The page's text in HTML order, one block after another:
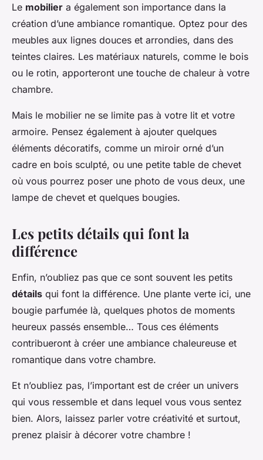
Le mobilier a également son importance dans la
création d’une ambiance romantique. Optez pour des
meubles aux lignes douces et arrondies, dans des
teintes claires. Les matériaux naturels, comme le bois
ou le rotin, apporteront une touche de chaleur à votre
chambre.
Mais le mobilier ne se limite pas à votre lit et votre
armoire. Pensez également à ajouter quelques
éléments décoratifs, comme un miroir orné d’un
cadre en bois sculpté, ou une petite table de chevet
où vous pourrez poser une photo de vous deux, une
lampe de chevet et quelques bougies.
Les petits détails qui font la
différence
Enfin, n’oubliez pas que ce sont souvent les petits
détails qui font la différence. Une plante verte ici, une
bougie parfumée là, quelques photos de moments
heureux passés ensemble… Tous ces éléments
contribueront à créer une ambiance chaleureuse et
romantique dans votre chambre.
Et n’oubliez pas, l’important est de créer un univers
qui vous ressemble et dans lequel vous vous sentez
bien. Alors, laissez parler votre créativité et surtout,
prenez plaisir à décorer votre chambre !